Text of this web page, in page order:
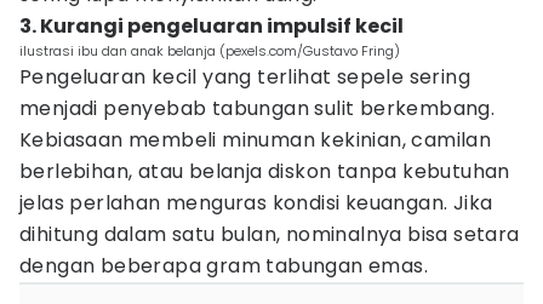
3. Kurangi pengeluaran impulsif kecil
ilustrasi ibu dan anak belanja (pexels.com/Gustavo Fring)
Pengeluaran kecil yang terlihat sepele sering
menjadi penyebab tabungan sulit berkembang.
Kebiasaan membeli minuman kekinian, camilan
berlebihan, atau belanja diskon tanpa kebutuhan
jelas perlahan menguras kondisi keuangan. Jika
dihitung dalam satu bulan, nominalnya bisa setara
dengan beberapa gram tabungan emas.